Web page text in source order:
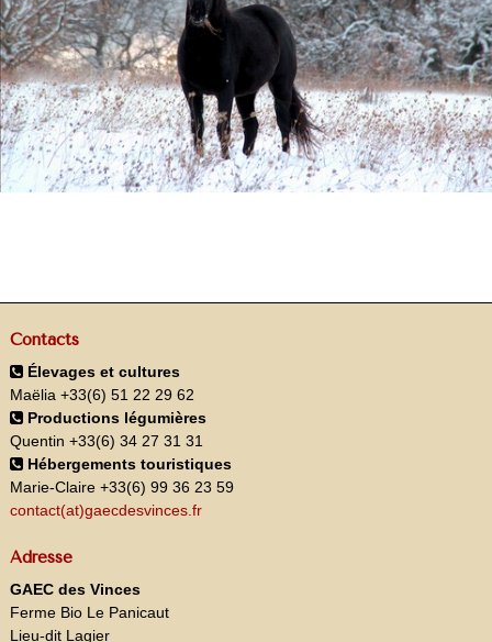
CONTACT
BLOG
Contacts
Élevages et cultures
Maëlia +33(6) 51 22 29 62
Productions légumières
Quentin +33(6) 34 27 31 31
Hébergements touristiques
Marie-Claire +33(6) 99 36 23 59
contact(at)gaecdesvinces.fr
Adresse
GAEC des Vinces
Ferme Bio Le Panicaut
Lieu-dit Lagier